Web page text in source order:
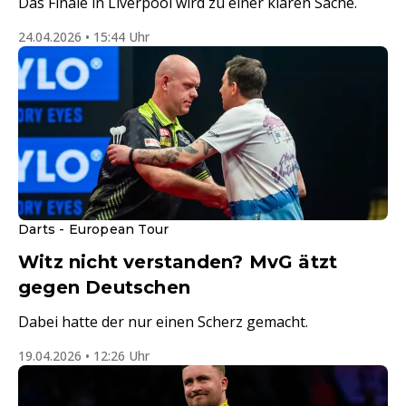
24.04.2026 • 15:44 Uhr
Darts - European Tour
Witz nicht verstanden? MvG ätzt
gegen Deutschen
Dabei hatte der nur einen Scherz gemacht.
19.04.2026 • 12:26 Uhr